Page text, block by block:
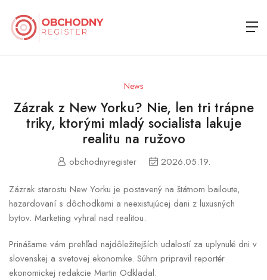
News
Zázrak z New Yorku? Nie, len tri trápne
triky, ktorými mladý socialista lakuje
realitu na ružovo
obchodnyregister 2026.05.19.
Zázrak starostu New Yorku je postavený na štátnom bailoute,
hazardovaní s dôchodkami a neexistujúcej dani z luxusných
bytov. Marketing vyhral nad realitou.
Prinášame vám prehľad najdôležitejších udalostí za uplynulé dni v
slovenskej a svetovej ekonomike. Súhrn pripravil reportér
ekonomickej redakcie Martin Odkladal.